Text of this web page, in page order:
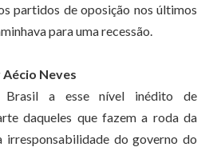
partidos de oposição nos últimos
para uma recessão.
Neves
a esse nível inédito de
daqueles que fazem a roda da
do governo do